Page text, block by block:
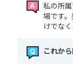
私の所
場です
けでな
これか